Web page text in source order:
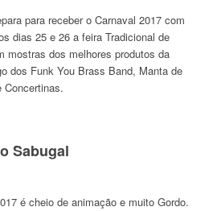
para receber o Carnaval 2017 com
dias 25 e 26 a feira Tradicional de
mostras dos melhores produtos da
dos Funk You Brass Band, Manta de
Concertinas.
Sabugal
é cheio de animação e muito Gordo.